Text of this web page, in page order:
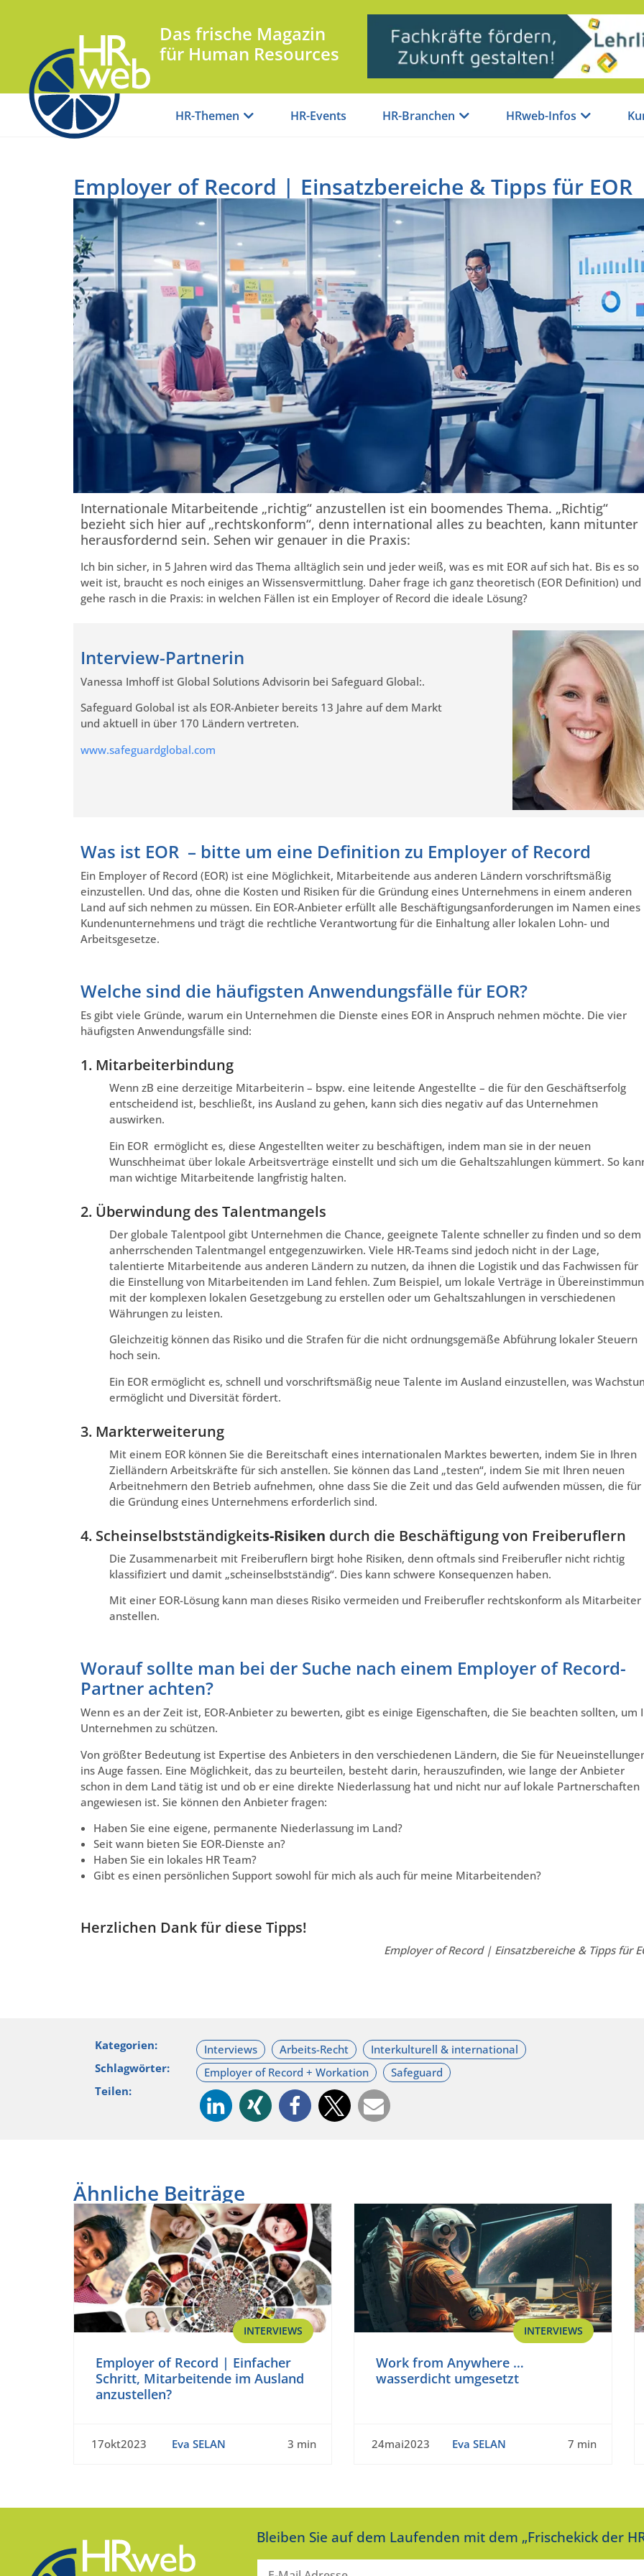
Das frische Magazin
für Human Resources
HR-Themen HR-Events HR-Branchen HRweb-Infos
Employer of Record | Einsatzbereiche & Tipps für EOR
Internationale Mitarbeitende „richtig“ anzustellen ist ein boomendes Thema. „Richtig“
bezieht sich hier auf „rechtskonform“, denn international alles zu beachten, kann mitunter
herausfordernd sein. Sehen wir genauer in die Praxis:
Ich bin sicher, in 5 Jahren wird das Thema alltäglich sein und jeder weiß, was es mit EOR auf sich hat. Bis es so
weit ist, braucht es noch einiges an Wissensvermittlung. Daher frage ich ganz theoretisch (EOR Definition) und
gehe rasch in die Praxis: in welchen Fällen ist ein Employer of Record die ideale Lösung?
Interview-Partnerin
Vanessa Imhoff ist Global Solutions Advisorin bei Safeguard Global:.
Safeguard Golobal ist als EOR-Anbieter bereits 13 Jahre auf dem Markt
und aktuell in über 170 Ländern vertreten.
www.safeguardglobal.com
Was ist EOR – bitte um eine Definition zu Employer of Record
Ein Employer of Record (EOR) ist eine Möglichkeit, Mitarbeitende aus anderen Ländern vorschriftsmäßig
einzustellen. Und das, ohne die Kosten und Risiken für die Gründung eines Unternehmens in einem anderen
Land auf sich nehmen zu müssen. Ein EOR-Anbieter erfüllt alle Beschäftigungsanforderungen im Namen eines
Kundenunternehmens und trägt die rechtliche Verantwortung für die Einhaltung aller lokalen Lohn- und
Arbeitsgesetze.
Welche sind die häufigsten Anwendungsfälle für EOR?
Es gibt viele Gründe, warum ein Unternehmen die Dienste eines EOR in Anspruch nehmen möchte. Die vier
häufigsten Anwendungsfälle sind:
1. Mitarbeiterbindung
Wenn zB eine derzeitige Mitarbeiterin – bspw. eine leitende Angestellte – die für den Geschäftserfolg
entscheidend ist, beschließt, ins Ausland zu gehen, kann sich dies negativ auf das Unternehmen
auswirken.
Ein EOR ermöglicht es, diese Angestellten weiter zu beschäftigen, indem man sie in der neuen
Wunschheimat über lokale Arbeitsverträge einstellt und sich um die Gehaltszahlungen kümmert. So
man wichtige Mitarbeitende langfristig halten.
2. Überwindung des Talentmangels
Der globale Talentpool gibt Unternehmen die Chance, geeignete Talente schneller zu finden und so dem
anherrschenden Talentmangel entgegenzuwirken. Viele HR-Teams sind jedoch nicht in der Lage,
talentierte Mitarbeitende aus anderen Ländern zu nutzen, da ihnen die Logistik und das Fachwissen für
die Einstellung von Mitarbeitenden im Land fehlen. Zum Beispiel, um lokale Verträge in
mit der komplexen lokalen Gesetzgebung zu erstellen oder um Gehaltszahlungen in verschiedenen
Währungen zu leisten.
Gleichzeitig können das Risiko und die Strafen für die nicht ordnungsgemäße Abführung lokaler Steuern
hoch sein.
Ein EOR ermöglicht es, schnell und vorschriftsmäßig neue Talente im Ausland einzustellen, was
ermöglicht und Diversität fördert.
3. Markterweiterung
Mit einem EOR können Sie die Bereitschaft eines internationalen Marktes bewerten, indem Sie in Ihren
Zielländern Arbeitskräfte für sich anstellen. Sie können das Land „testen“, indem Sie mit Ihren neuen
Arbeitnehmern den Betrieb aufnehmen, ohne dass Sie die Zeit und das Geld aufwenden müssen, die für
die Gründung eines Unternehmens erforderlich sind.
4. Scheinselbstständigkeits-Risiken durch die Beschäftigung von Freiberuflern
Die Zusammenarbeit mit Freiberuflern birgt hohe Risiken, denn oftmals sind Freiberufler nicht richtig
klassifiziert und damit „scheinselbstständig“. Dies kann schwere Konsequenzen haben.
Mit einer EOR-Lösung kann man dieses Risiko vermeiden und Freiberufler rechtskonform als Mitarbeiter
anstellen.
Worauf sollte man bei der Suche nach einem Employer of Record-
Partner achten?
Wenn es an der Zeit ist, EOR-Anbieter zu bewerten, gibt es einige Eigenschaften, die Sie beachten sollten, um
Unternehmen zu schützen.
Von größter Bedeutung ist Expertise des Anbieters in den verschiedenen Ländern, die Sie für
ins Auge fassen. Eine Möglichkeit, das zu beurteilen, besteht darin, herauszufinden, wie lange der Anbieter
schon in dem Land tätig ist und ob er eine direkte Niederlassung hat und nicht nur auf lokale Partnerschaften
angewiesen ist. Sie können den Anbieter fragen:
Haben Sie eine eigene, permanente Niederlassung im Land?
Seit wann bieten Sie EOR-Dienste an?
Haben Sie ein lokales HR Team?
Gibt es einen persönlichen Support sowohl für mich als auch für meine Mitarbeitenden?
Herzlichen Dank für diese Tipps!
Employer of Record | Einsatzbereiche & Tipps für
Kategorien:
Schlagwörter:
Teilen:
Ähnliche Beiträge
INTERVIEWS
Employer of Record | Einfacher
Schritt, Mitarbeitende im Ausland
anzustellen?
17okt2023 Eva SELAN 3 min
INTERVIEWS
Work from Anywhere …
wasserdicht umgesetzt
24mai2023 Eva SELAN 7 min
Bleiben Sie auf dem Laufenden mit dem „Frischekick der